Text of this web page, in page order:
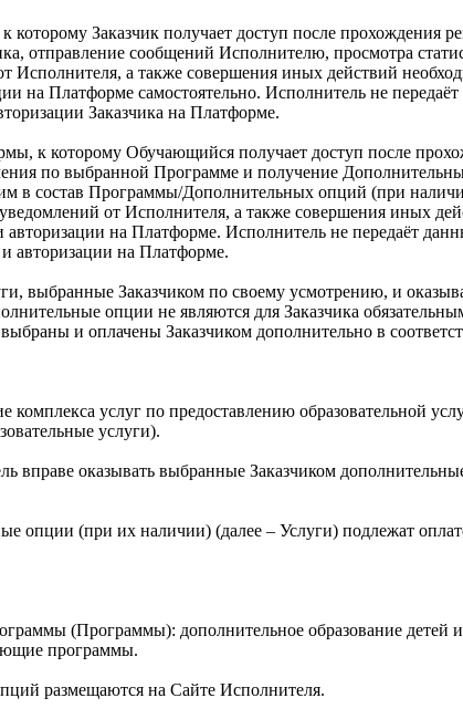
которому Заказчик получает доступ после прохождения
отправление сообщений Исполнителю, просмотра
Исполнителя, а также совершения иных действий
на Платформе самостоятельно. Исполнитель не
Заказчика на Платформе.
к которому Обучающийся получает доступ после
по выбранной Программе и получение
в состав Программы/Дополнительных опций (при
от Исполнителя, а также совершения иных
на Платформе. Исполнитель не передаёт
авторизации на Платформе.
выбранные Заказчиком по своему усмотрению, и
опции не являются для Заказчика
и оплачены Заказчиком дополнительно в
комплекса услуг по предоставлению образовательной
услуги).
оказывать выбранные Заказчиком
опции (при их наличии) (далее – Услуги) подлежат
(Программы): дополнительное образование детей
программы.
размещаются на Сайте Исполнителя.